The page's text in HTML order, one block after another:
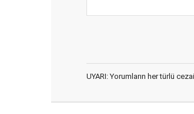
UYARI: Yorumların her türlü